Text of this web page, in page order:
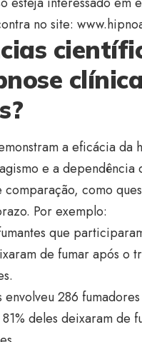
no site:
a eficácia da
e a dependência
como
Por exemplo:
que
de fumar após o
286
deles deixaram de